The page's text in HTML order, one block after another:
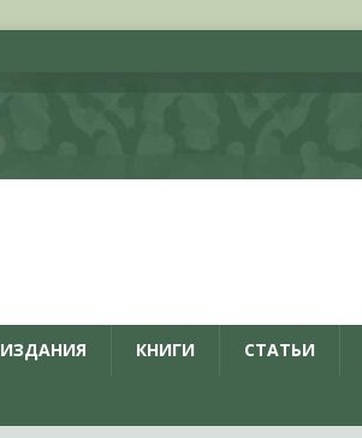
ИЗДАНИЯ КНИГИ СТАТЬИ